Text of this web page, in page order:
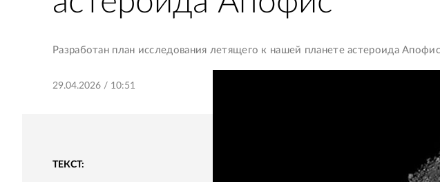
Разработан план исследования летящего к нашей планете астероида Апофис
29.04.2026 / 10:51
ТЕКСТ: